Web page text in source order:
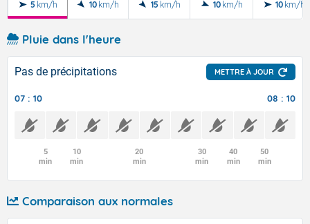
5 km/h 10 km/h 15 km/h 10 km/h 10 km/h
Pluie dans l'heure
Pas de précipitations METTRE À JOUR
07 : 10 08 : 10
5
min
10
min
20
min
30
min
40
min
50
min
Comparaison aux normales